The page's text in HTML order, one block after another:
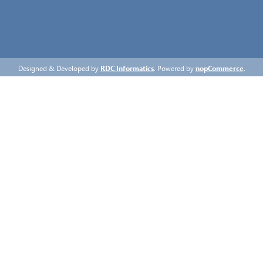
Designed & Developed by RDC Informatics. Powered bynopCommerce.